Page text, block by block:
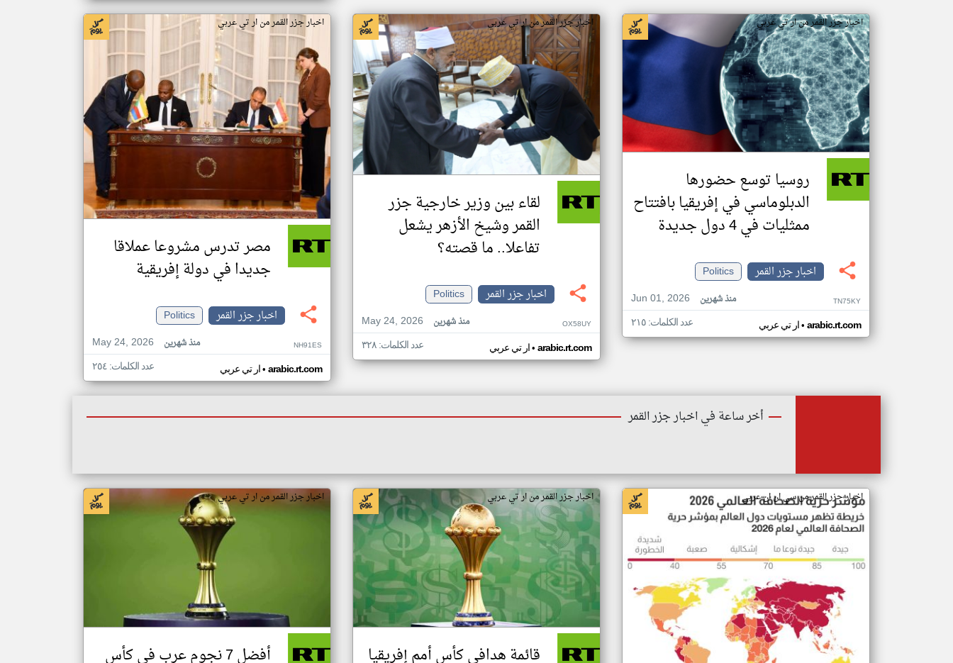
اخبار جزر القمر من ار تي عربي
روسيا توسع حضورها
الدبلوماسي في إفريقيا بافتتاح
ممثليات في 4 دول جديدة
اخبار جزر القمر
Politics
Jun 01, 2026
منذ شهرين TN75KY
ار تي عربي• arabic.rt.com عدد الكلمات: ٢١٥
اخبار جزر القمر من ار تي عربي
لقاء بين وزير خارجية جزر
القمر وشيخ الأزهر يشعل
تفاعلا.. ما قصته؟
اخبار جزر القمر
Politics
May 24, 2026
منذ شهرين OX58UY
ار تي عربي• arabic.rt.com عدد الكلمات: ٣٢٨
اخبار جزر القمر من ار تي عربي
مصر تدرس مشروعا عملاقا
جديدا في دولة إفريقية
اخبار جزر القمر
Politics
May 24, 2026
منذ شهرين NH91ES
ار تي عربي• arabic.rt.com عدد الكلمات: ٢٥٤
أخر ساعة في اخبار جزر القمر
اخبار جزر القمر من سي ان ان عربي اخبار جزر القمر من ار تي عربي
قائمة هدافي كأس أمم إفريقيا
اخبار جزر القمر من ار تي عربي
أفضل 7 نجوم عرب في كأس